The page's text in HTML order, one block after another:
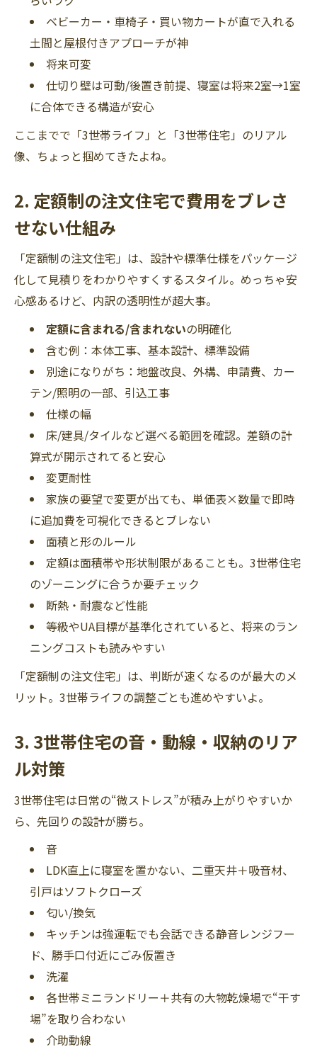
ベビーカー・車椅子・買い物カートが直で入れる
土間と屋根付きアプローチが神
将来可変
仕切り壁は可動/後置き前提、寝室は将来2室→1室
に合体できる構造が安心
ここまでで「3世帯ライフ」と「3世帯住宅」のリアル
像、ちょっと掴めてきたよね。
2. 定額制の注文住宅で費用をブレさ
せない仕組み
「定額制の注文住宅」は、設計や標準仕様をパッケージ
化して見積りをわかりやすくするスタイル。めっちゃ安
心感あるけど、内訳の透明性が超大事。
定額に含まれる/含まれないの明確化
含む例：本体工事、基本設計、標準設備
別途になりがち：地盤改良、外構、申請費、カー
テン/照明の一部、引込工事
仕様の幅
床/建具/タイルなど選べる範囲を確認。差額の計
算式が開示されてると安心
変更耐性
家族の要望で変更が出ても、単価表×数量で即時
に追加費を可視化できるとブレない
面積と形のルール
定額は面積帯や形状制限があることも。3世帯住宅
のゾーニングに合うか要チェック
断熱・耐震など性能
等級やUA目標が基準化されていると、将来のラン
ニングコストも読みやすい
「定額制の注文住宅」は、判断が速くなるのが最大のメ
リット。3世帯ライフの調整ごとも進めやすいよ。
3. 3世帯住宅の音・動線・収納のリア
ル対策
3世帯住宅は日常の“微ストレス”が積み上がりやすいか
ら、先回りの設計が勝ち。
音
LDK直上に寝室を置かない、二重天井＋吸音材、
引戸はソフトクローズ
匂い/換気
キッチンは強運転でも会話できる静音レンジフー
ド、勝手口付近にごみ仮置き
洗濯
各世帯ミニランドリー＋共有の大物乾燥場で“干す
場”を取り合わない
介助動線